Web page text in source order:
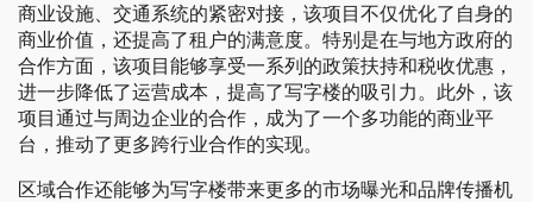
商业设施、交通系统的紧密对接，该项目不仅优化了自身的
商业价值，还提高了租户的满意度。特别是在与地方政府的
合作方面，该项目能够享受一系列的政策扶持和税收优惠，
进一步降低了运营成本，提高了写字楼的吸引力。此外，该
项目通过与周边企业的合作，成为了一个多功能的商业平
台，推动了更多跨行业合作的实现。
区域合作还能够为写字楼带来更多的市场曝光和品牌传播机